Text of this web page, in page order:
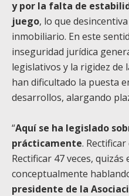
y por la falta de
juego, lo que
inmobiliario. En este
inseguridad jurídica
legislativos y la rigidez de
han dificultado la puesta
desarrollos, alargando
“Aquí se ha legislado
prácticamente.
Rectificar 47 veces,
conceptualmente
presidente de la